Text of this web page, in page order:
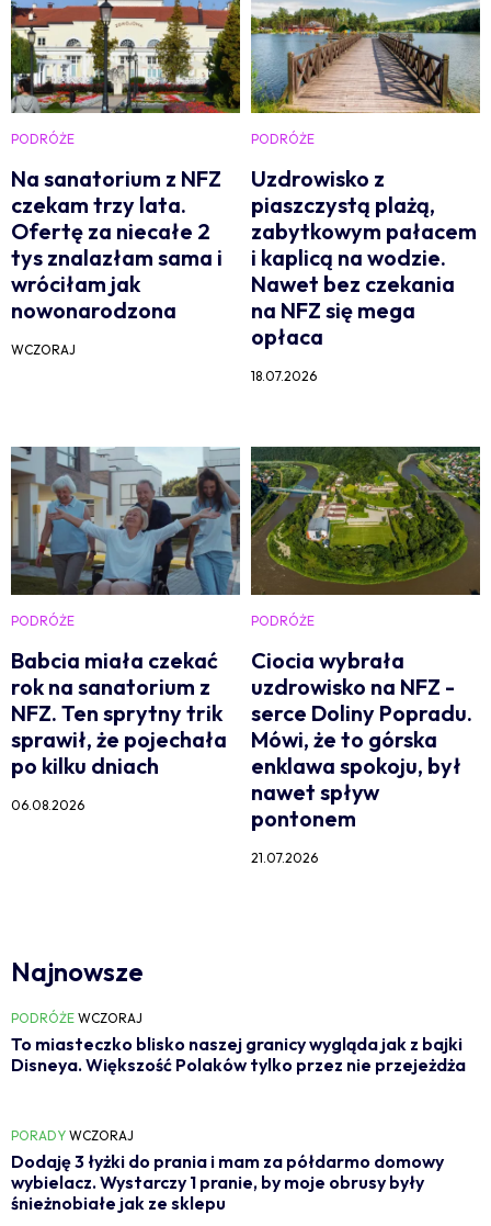
PODRÓŻE
Na sanatorium z NFZ
czekam trzy lata.
Ofertę za niecałe 2
tys znalazłam sama i
wróciłam jak
nowonarodzona
WCZORAJ
PODRÓŻE
Uzdrowisko z
piaszczystą plażą,
zabytkowym pałacem
i kaplicą na wodzie.
Nawet bez czekania
na NFZ się mega
opłaca
18.07.2026
PODRÓŻE
Babcia miała czekać
rok na sanatorium z
NFZ. Ten sprytny trik
sprawił, że pojechała
po kilku dniach
06.08.2026
PODRÓŻE
Ciocia wybrała
uzdrowisko na NFZ -
serce Doliny Popradu.
Mówi, że to górska
enklawa spokoju, był
nawet spływ
pontonem
21.07.2026
Najnowsze
PODRÓŻE WCZORAJ
To miasteczko blisko naszej granicy wygląda jak z bajki
Disneya. Większość Polaków tylko przez nie przejeżdża
PORADY WCZORAJ
Dodaję 3 łyżki do prania i mam za półdarmo domowy
wybielacz. Wystarczy 1 pranie, by moje obrusy były
śnieżnobiałe jak ze sklepu